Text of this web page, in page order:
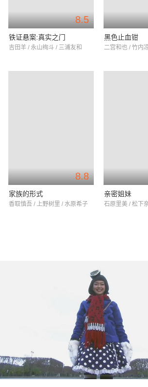
8.5
铁证悬案:真实之门
吉田羊 / 永山绚斗 / 三浦友和
黑色止血钳
二宫和也 / 竹内
8.8
家族的形式
香取慎吾 / 上野树里 / 水原希子
亲密姐妹
石原里美 / 松下